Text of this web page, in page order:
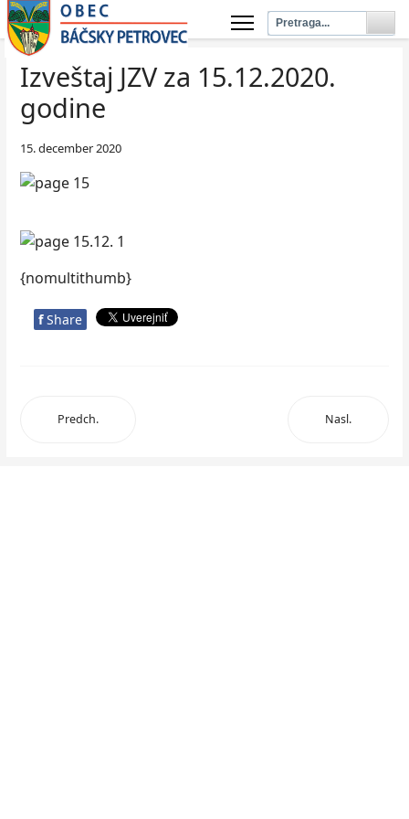
Izveštaj JZV za 15.12.2020.
godine
15. december 2020
{nomultithumb}
f Share
Predch. Nasl.